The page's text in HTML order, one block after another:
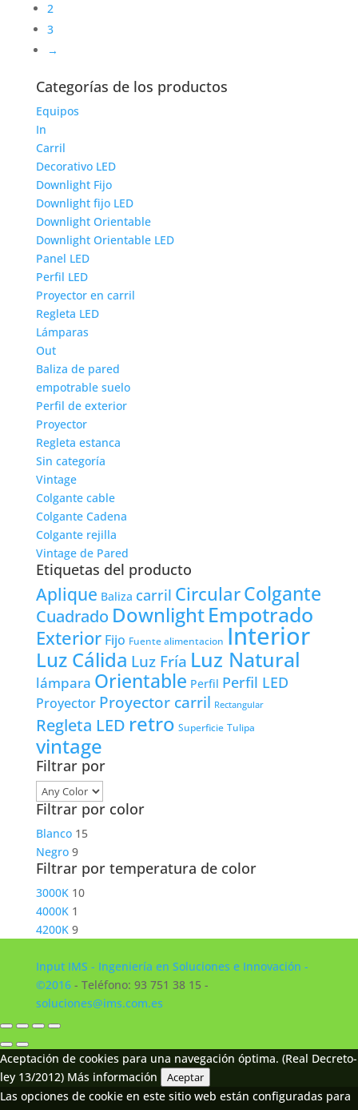
2
3
→
Categorías de los productos
Equipos
In
Carril
Decorativo LED
Downlight Fijo
Downlight fijo LED
Downlight Orientable
Downlight Orientable LED
Panel LED
Perfil LED
Proyector en carril
Regleta LED
Lámparas
Out
Baliza de pared
empotrable suelo
Perfil de exterior
Proyector
Regleta estanca
Sin categoría
Vintage
Colgante cable
Colgante Cadena
Colgante rejilla
Vintage de Pared
Etiquetas del producto
Aplique Baliza carril CircularColgante
Cuadrado DownlightEmpotrado
Exterior Fijo Fuente alimentacion Interior
Luz Cálida Luz Fría Luz Natural
lámpara Orientable Perfil Perfil LED
Proyector Proyector carril Rectangular
Regleta LED retro Superficie Tulipa
vintage
Filtrar por
Filtrar por color
Blanco 15
Negro 9
Filtrar por temperatura de color
3000K 10
4000K 1
4200K 9
Input IMS - Ingeniería en Soluciones e Innovación -
©2016- Teléfono: 93 751 38 15 -
soluciones@ims.com.es
Aceptación de cookies para una navegación óptima. (Real Decreto-
ley 13/2012) Más información Aceptar
Las opciones de cookie en este sitio web están configuradas para